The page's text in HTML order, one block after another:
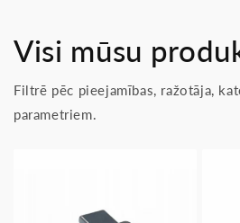
Visi mūsu
Filtrē pēc pieejamības, ražotāja,
parametriem.